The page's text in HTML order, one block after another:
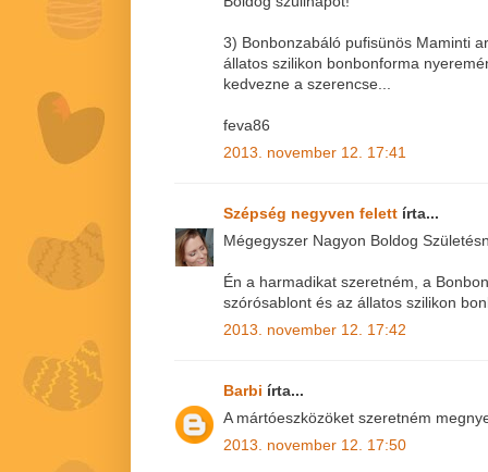
3) Bonbonzabáló pufisünös Maminti
állatos szilikon bonbonforma
kedvezne a szerencse...
feva86
2013. november 12. 17:41
Szépség negyven felett írta...
Mégegyszer Nagyon Boldog
Én a harmadikat szeretném, a
szórósablont és az állatos szilikon
2013. november 12. 17:42
Barbi írta...
A mártóeszközöket szeretném
2013. november 12. 17:50